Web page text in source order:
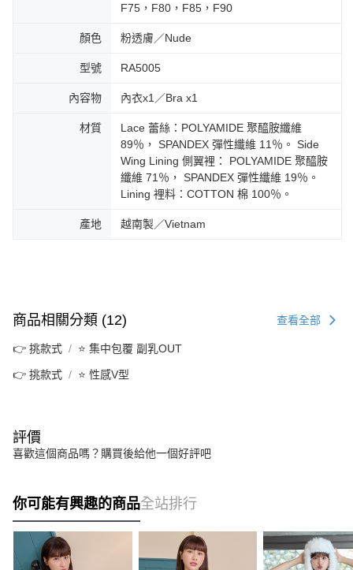
F75，F80，F85，F90
顏色 粉透膚／Nude
型號 RA5005
內容物 內衣x1／Bra x1
材質
Lace 蕾絲：POLYAMIDE 聚醯胺纖維
89％， SPANDEX 彈性纖維 11％。 Side
Wing Lining 側翼裡： POLYAMIDE 聚醯胺
纖維 71％， SPANDEX 彈性纖維 19％。
Lining 裡料：COTTON 棉 100％。
產地 越南製／Vietnam
商品相關分類 (12) 查看全部
👉 挑款式 ⭐ 集中包覆 副乳OUT
👉 挑款式 ⭐ 性感V型
評價
喜歡這個商品嗎？購買後給他一個好評吧
你可能有興趣的商品全站排行